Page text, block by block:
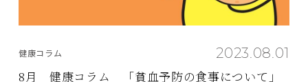
2023.08.01
健康コラム
8月 健康コラム 「貧血予防の食事について」